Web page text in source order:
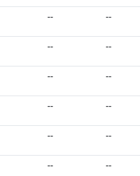
-- --
-- --
-- --
-- --
-- --
-- --